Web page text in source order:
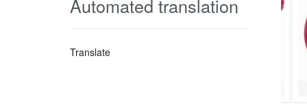
Automated translation
Translate